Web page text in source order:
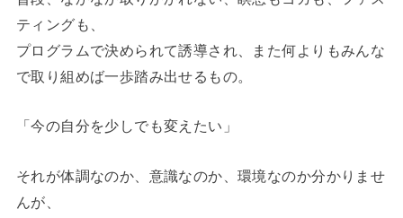
ティングも、
プログラムで決められて誘導され、また何よりもみんな
で取り組めば一歩踏み出せるもの。
「今の自分を少しでも変えたい」
それが体調なのか、意識なのか、環境なのか分かりませ
んが、